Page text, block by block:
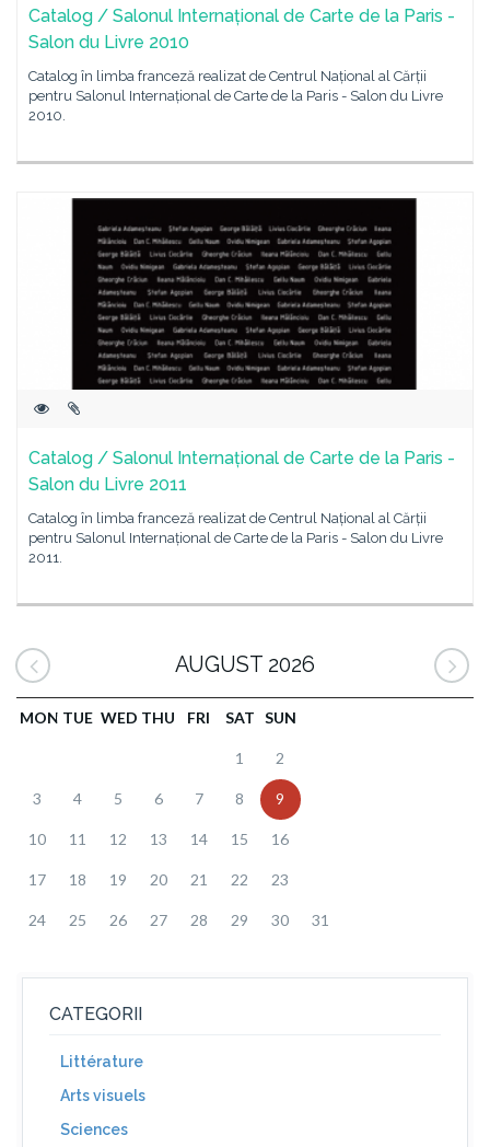
Catalog / Salonul Internațional de Carte de la Paris -
Salon du Livre 2010
Catalog în limba franceză realizat de Centrul Național al Cărții
pentru Salonul Internațional de Carte de la Paris - Salon du Livre
2010.
Catalog / Salonul Internațional de Carte de la Paris -
Salon du Livre 2011
Catalog în limba franceză realizat de Centrul Național al Cărții
pentru Salonul Internațional de Carte de la Paris - Salon du Livre
2011.
AUGUST 2026
MON TUE WED THU FRI SAT SUN
1 2
3 4 5 6 7 8 9
10 11 12 13 14 15 16
17 18 19 20 21 22 23
24 25 26 27 28 29 30 31
CATEGORII
Littérature
Arts visuels
Sciences